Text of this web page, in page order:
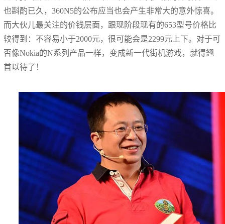
也斟酌已久，360N5的公布应当也会产生非常大的意外惊喜。
而大伙儿最关注的价钱层面，跟现阶段现有的653型号价格比
较得到：不容易小于2000元，很可能会是2299元上下。对于可
否像Nokia的N系列产品一样，变成新一代街机游戏，就得翘
首以待了！